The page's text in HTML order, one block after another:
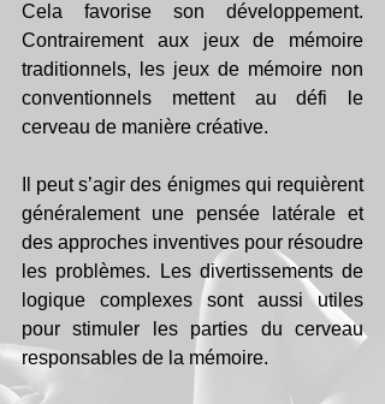
Cela favorise son développement.
Contrairement aux jeux de mémoire
traditionnels, les jeux de mémoire non
conventionnels mettent au défi le
cerveau de manière créative.
Il peut s’agir des énigmes qui requièrent
généralement une pensée latérale et
des approches inventives pour résoudre
les problèmes. Les divertissements de
logique complexes sont aussi utiles
pour stimuler les parties du cerveau
responsables de la mémoire.